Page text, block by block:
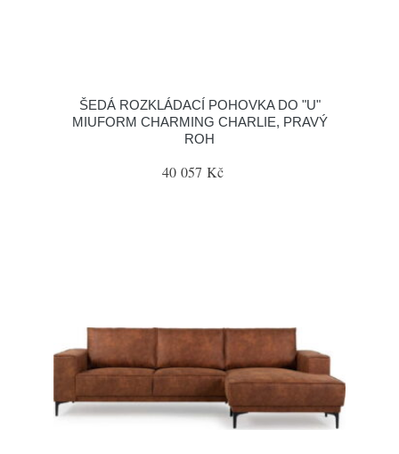
ŠEDÁ ROZKLÁDACÍ POHOVKA DO "U"
MIUFORM CHARMING CHARLIE, PRAVÝ
ROH
40 057 Kč